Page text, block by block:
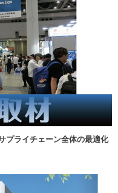
プライチェーン全体の最適化